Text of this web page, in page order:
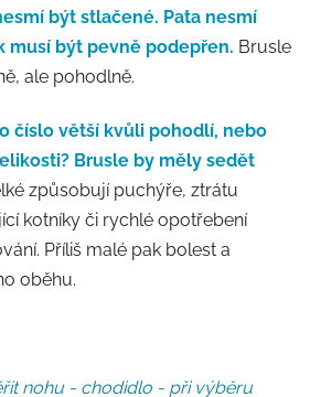
být stlačené. Pata nesmí
musí být pevně podepřen. Brusle
ale pohodlně.
číslo větší kvůli pohodlí, nebo
Brusle by měly sedět
způsobují puchýře, ztrátu
kotníky či rychlé opotřebení
Příliš malé pak bolest a
oběhu.
nohu - chodidlo - při výběru